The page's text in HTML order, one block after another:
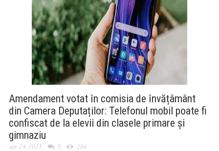
Amendament votat în comisia de învățâmânt
din Camera Deputaților: Telefonul mobil poate fi
confiscat de la elevii din clasele primare și
gimnaziu
apr. 24, 2023 0 206